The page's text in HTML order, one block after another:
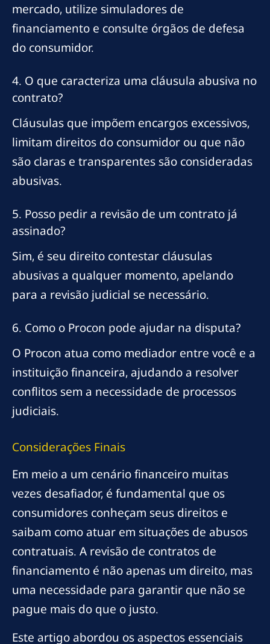
mercado, utilize simuladores de
financiamento e consulte órgãos de defesa
do consumidor.
4. O que caracteriza uma cláusula abusiva no
contrato?
Cláusulas que impõem encargos excessivos,
limitam direitos do consumidor ou que não
são claras e transparentes são consideradas
abusivas.
5. Posso pedir a revisão de um contrato já
assinado?
Sim, é seu direito contestar cláusulas
abusivas a qualquer momento, apelando
para a revisão judicial se necessário.
6. Como o Procon pode ajudar na disputa?
O Procon atua como mediador entre você e a
instituição financeira, ajudando a resolver
conflitos sem a necessidade de processos
judiciais.
Considerações Finais
Em meio a um cenário financeiro muitas
vezes desafiador, é fundamental que os
consumidores conheçam seus direitos e
saibam como atuar em situações de abusos
contratuais. A revisão de contratos de
financiamento é não apenas um direito, mas
uma necessidade para garantir que não se
pague mais do que o justo.
Este artigo abordou os aspectos essenciais